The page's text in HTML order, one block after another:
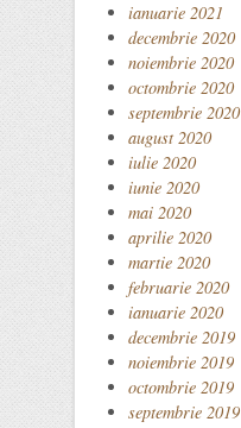
ianuarie 2021
decembrie 2020
noiembrie 2020
octombrie 2020
septembrie 2020
august 2020
iulie 2020
iunie 2020
mai 2020
aprilie 2020
martie 2020
februarie 2020
ianuarie 2020
decembrie 2019
noiembrie 2019
octombrie 2019
septembrie 2019